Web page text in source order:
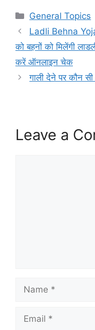
Categories
General Topics
Ladli Behna
को बहनों को मिलेंगी
करें ऑनलाइन चेक
गाली देने पर कौन सी
Leave a
Name
Email